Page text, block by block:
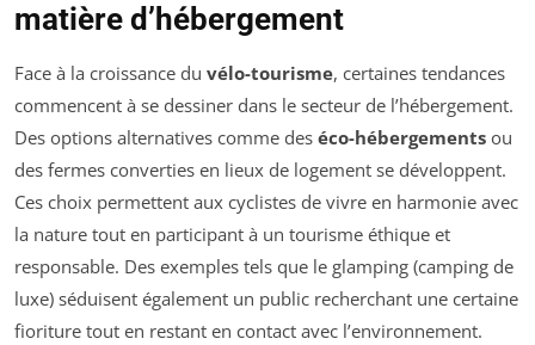
matière d’hébergement
Face à la croissance du vélo-tourisme, certaines tendances
commencent à se dessiner dans le secteur de l’hébergement.
Des options alternatives comme des éco-hébergements ou
des fermes converties en lieux de logement se développent.
Ces choix permettent aux cyclistes de vivre en harmonie avec
la nature tout en participant à un tourisme éthique et
responsable. Des exemples tels que le glamping (camping de
luxe) séduisent également un public recherchant une certaine
fioriture tout en restant en contact avec l’environnement.